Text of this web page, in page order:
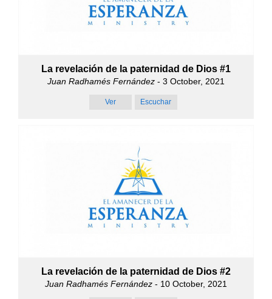
La revelación de la paternidad de Dios #1
Juan Radhamés Fernández - 3 October, 2021
Ver Escuchar
La revelación de la paternidad de Dios #2
Juan Radhamés Fernández - 10 October, 2021